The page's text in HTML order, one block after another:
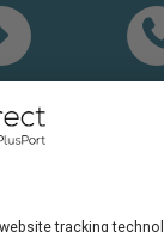
of stuur ons een e-mail